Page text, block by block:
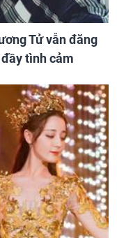
Tử vẫn đăng
tình cảm